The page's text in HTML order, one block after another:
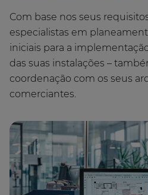
Com base nos seus
especialistas em
iniciais para a
das suas instalações –
coordenação com os seus
comerciantes.